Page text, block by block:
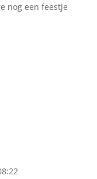
nog een feestje